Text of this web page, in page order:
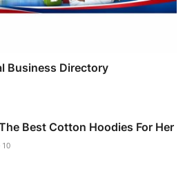
Business Directory
Best Cotton Hoodies For Her
10